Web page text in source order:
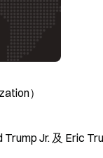
）
Jr. 及 Eric